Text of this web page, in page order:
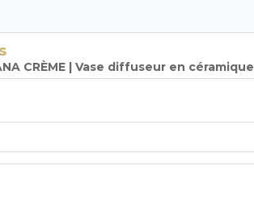
CRÈME | Vase diffuseur en céramique